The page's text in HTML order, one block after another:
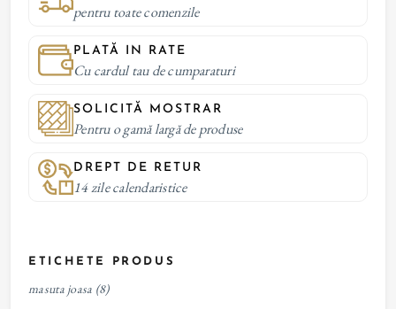
pentru toate comenzile
PLATĂ IN RATE
Cu cardul tau de cumparaturi
SOLICITĂ MOSTRAR
Pentru o gamă largă de produse
DREPT DE RETUR
14 zile calendaristice
ETICHETE PRODUS
masuta joasa (8)